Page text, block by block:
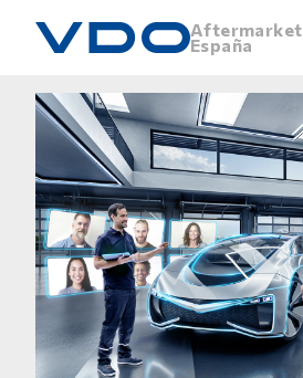
Aftermarket
España